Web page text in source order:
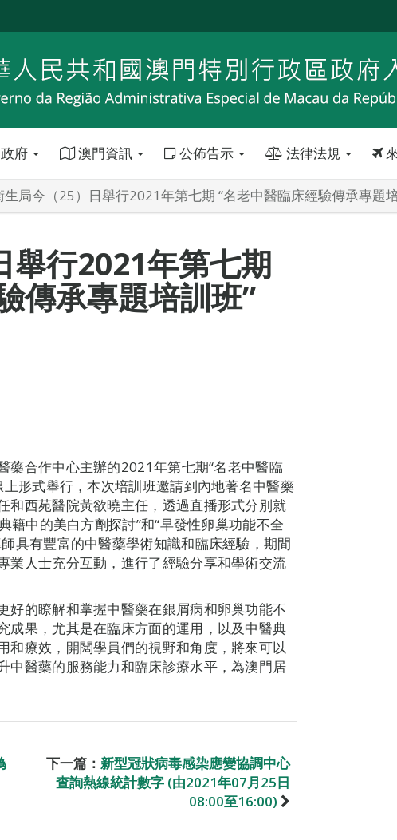
府 澳門資訊 公佈告示 法律法規
生局今（25）日舉行2021年第七期 “名老中醫臨床經驗傳承專題
舉行2021年第七期
傳承專題培訓班”
藥合作中心主辦的2021年第七期“名老中醫臨
形式舉行，本次培訓班邀請到內地著名中醫藥
和西苑醫院黃欲曉主任，透過直播形式分別就
籍中的美白方劑探討”和“早發性卵巢功能不全
具有豐富的中醫藥學術知識和臨床經驗，期間
業人士充分互動，進行了經驗分享和學術交流
好的瞭解和掌握中醫藥在銀屑病和卵巢功能不
成果，尤其是在臨床方面的運用，以及中醫典
和療效，開闊學員們的視野和角度，將來可以
中醫藥的服務能力和臨床診療水平，為澳門居
下一篇： 新型冠狀病毒感染應變協調中心
查詢熱線統計數字 (由2021年07月25日
08:00至16:00)